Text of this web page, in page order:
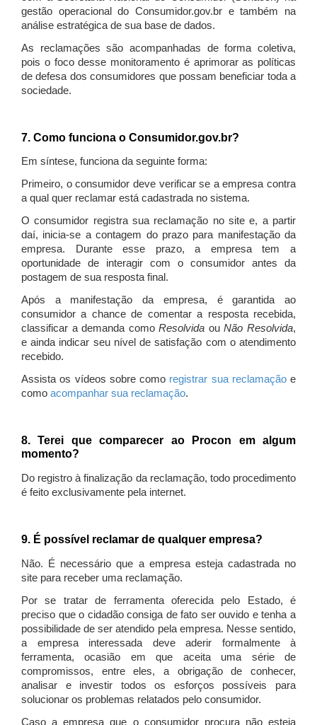
gestão operacional do Consumidor.gov.br e também na
análise estratégica de sua base de dados.
As reclamações são acompanhadas de forma coletiva,
pois o foco desse monitoramento é aprimorar as políticas
de defesa dos consumidores que possam beneficiar toda a
sociedade.
7. Como funciona o Consumidor.gov.br?
Em síntese, funciona da seguinte forma:
Primeiro, o consumidor deve verificar se a empresa contra
a qual quer reclamar está cadastrada no sistema.
O consumidor registra sua reclamação no site e, a partir
daí, inicia-se a contagem do prazo para manifestação da
empresa. Durante esse prazo, a empresa tem a
oportunidade de interagir com o consumidor antes da
postagem de sua resposta final.
Após a manifestação da empresa, é garantida ao
consumidor a chance de comentar a resposta recebida,
classificar a demanda comoResolvida ouNão Resolvida,
e ainda indicar seu nível de satisfação com o atendimento
recebido.
Assista os vídeos sobre como registrar sua reclamaçãoe
como acompanhar sua reclamação.
8. Terei que comparecer ao Procon em algum
momento?
Do registro à finalização da reclamação, todo procedimento
é feito exclusivamente pela internet.
9. É possível reclamar de qualquer empresa?
Não. É necessário que a empresa esteja cadastrada no
site para receber uma reclamação.
Por se tratar de ferramenta oferecida pelo Estado, é
preciso que o cidadão consiga de fato ser ouvido e tenha a
possibilidade de ser atendido pela empresa. Nesse sentido,
a empresa interessada deve aderir formalmente à
ferramenta, ocasião em que aceita uma série de
compromissos, entre eles, a obrigação de conhecer,
analisar e investir todos os esforços possíveis para
solucionar os problemas relatados pelo consumidor.
Caso a empresa que o consumidor procura não esteja